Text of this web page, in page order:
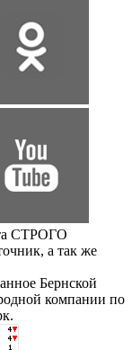
СТРОГО
а так же
Бернской
компании по